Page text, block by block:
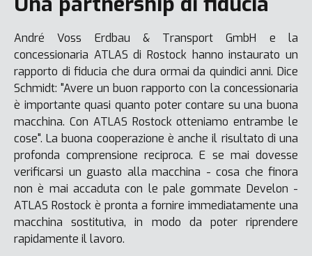
André Voss Erdbau & Transport GmbH e la
concessionaria ATLAS di Rostock hanno instaurato un
rapporto di fiducia che dura ormai da quindici anni. Dice
Schmidt: "Avere un buon rapporto con la concessionaria
è importante quasi quanto poter contare su una buona
macchina. Con ATLAS Rostock otteniamo entrambe le
cose". La buona cooperazione è anche il risultato di una
profonda comprensione reciproca. E se mai dovesse
verificarsi un guasto alla macchina - cosa che finora
non è mai accaduta con le pale gommate Develon -
ATLAS Rostock è pronta a fornire immediatamente una
macchina sostitutiva, in modo da poter riprendere
rapidamente il lavoro.